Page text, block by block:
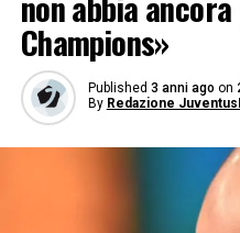
Champions»
Published 3 anni ago on
By Redazione